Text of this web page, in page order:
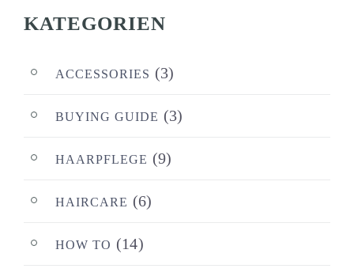
KATEGORIEN
ACCESSORIES (3)
BUYING GUIDE (3)
HAARPFLEGE (9)
HAIRCARE (6)
HOW TO (14)